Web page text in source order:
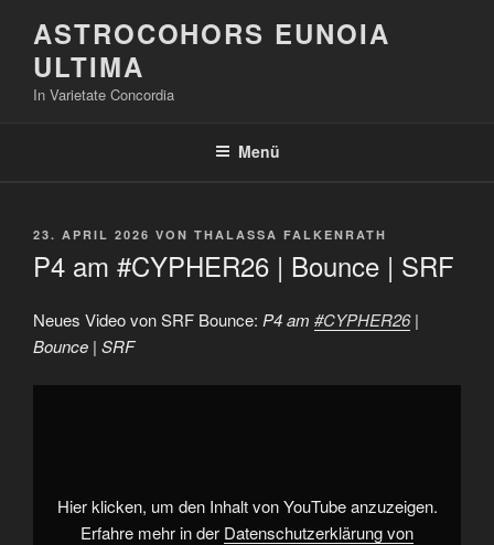
Inhalt
springen
ASTROCOHORS EUNOIA
ULTIMA
In Varietate Concordia
Menü
VERÖFFENTLICHT
23. APRIL 2026 VON THALASSA FALKENRATH
P4 am #CYPHER26 | Bounce | SRF
Neues Video von SRF Bounce: P4 am #CYPHER26|
Bounce | SRF
„P4
von
YouTube
anzeigen
Hier klicken, um den Inhalt von YouTube anzuzeigen.
Erfahre mehr in der Datenschutzerklärung von